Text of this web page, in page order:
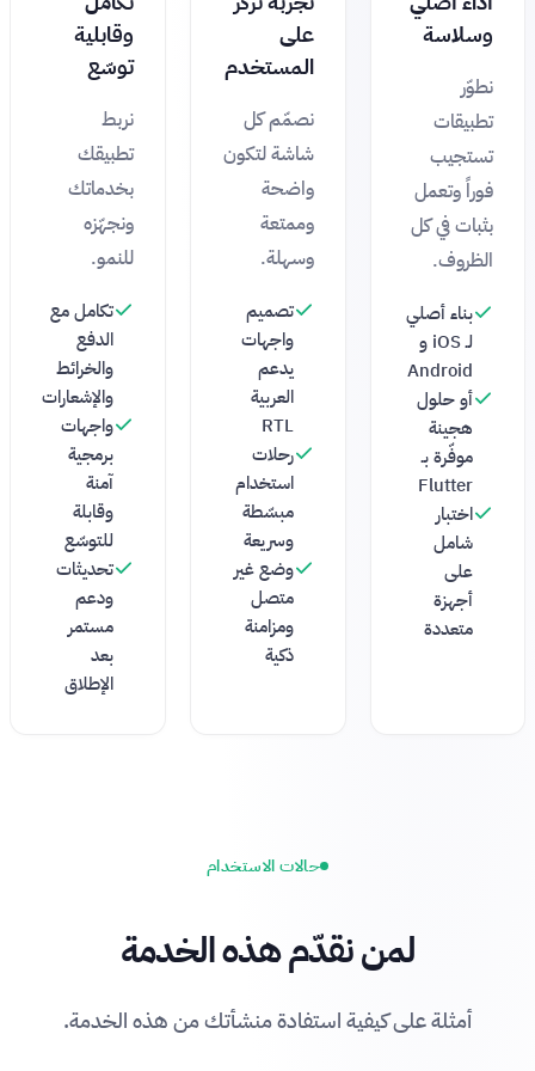
وسلاسة
نطوّر
تطبيقات
تستجيب
فوراً وتعمل
بثبات في كل
الظروف.
بناء أصلي
لـ iOS و
Android
أو حلول
هجينة
موفّرة بـ
Flutter
اختبار
شامل
على
أجهزة
متعددة
على
المستخدم
نصمّم كل
شاشة لتكون
واضحة
وممتعة
وسهلة.
تصميم
واجهات
يدعم
العربية
RTL
رحلات
استخدام
مبسّطة
وسريعة
وضع غير
متصل
ومزامنة
ذكية
وقابلية
توسّع
نربط
تطبيقك
بخدماتك
ونجهّزه
للنمو.
تكامل مع
الدفع
والخرائط
والإشعارات
واجهات
برمجية
آمنة
وقابلة
للتوسّع
تحديثات
ودعم
مستمر
بعد
الإطلاق
حالات الاستخدام
لمن نقدّم هذه الخدمة
أمثلة على كيفية استفادة منشأتك من هذه الخدمة.